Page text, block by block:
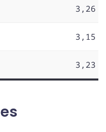
3,26
3,15
3,23